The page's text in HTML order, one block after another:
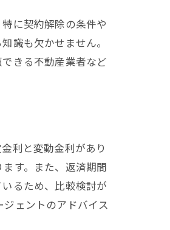
に契約解除の条件や
識も欠かせません。
きる不動産業者など
利と変動金利があり
す。また、返済期間
るため、比較検討が
ェントのアドバイス